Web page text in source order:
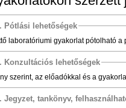
Pótlási lehetőségek
laboratóriumi gyakorlat pótolható
Konzultációs lehetőségek
szerint, az előadókkal és a
Jegyzet, tankönyv,